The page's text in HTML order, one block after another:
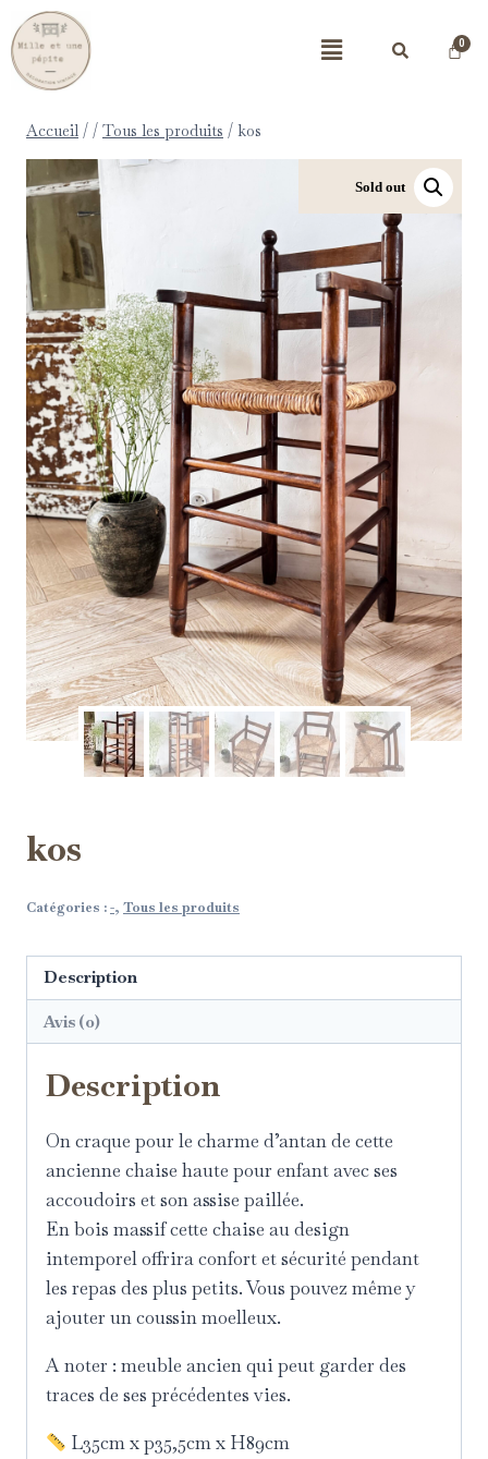
Accueil / / Tous les produits / kos
Sold out
kos
Catégories :-, Tous les produits
Description
Avis (0)
Description
On craque pour le charme d’antan de cette
ancienne chaise haute pour enfant avec ses
accoudoirs et son assise paillée.
En bois massif cette chaise au design
intemporel offrira confort et sécurité pendant
les repas des plus petits. Vous pouvez même y
ajouter un coussin moelleux.
A noter : meuble ancien qui peut garder des
traces de ses précédentes vies.
L35cm x p35,5cm x H89cm